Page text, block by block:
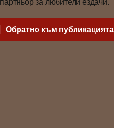
партньор за любители ездачи.
Обратно към публикацията